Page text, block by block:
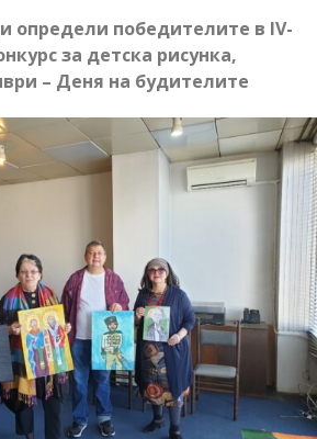
определи победителите в IV-
за детска рисунка,
– Деня на будителите